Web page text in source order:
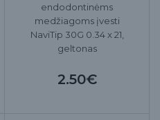
endodontinėms
medžiagoms įvesti
NaviTip 30G 0.34 x 21,
geltonas
2.50€